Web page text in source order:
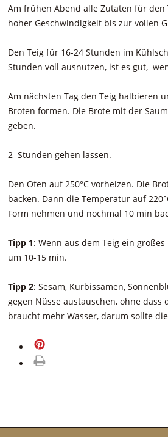
Am frühen Abend alle Zutaten für
hoher Geschwindigkeit bis zur vollen
Den Teig für 16-24 Stunden im
Stunden voll ausnutzen, ist es gut,
Am nächsten Tag den Teig halbieren
Broten formen. Die Brote mit der
geben.
2 Stunden gehen lassen.
Den Ofen auf 250°C vorheizen. Die
backen. Dann die Temperatur auf
Form nehmen und nochmal 10 min
Tipp 1: Wenn aus dem Teig ein
um 10-15 min.
Tipp 2: Sesam, Kürbissamen,
gegen Nüsse austauschen, ohne
braucht mehr Wasser, darum sollte